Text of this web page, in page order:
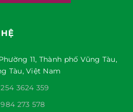
11, Thành phố Vũng Tàu,
Tàu, Việt Nam
3624 359
273 578